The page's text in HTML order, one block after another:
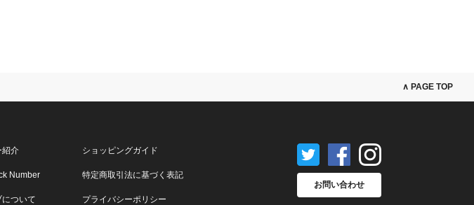
∧ PAGE TOP
紹介
Number
ついて
ショッピングガイド
特定商取引法に基づく表記
プライバシーポリシー
お問い合わせ